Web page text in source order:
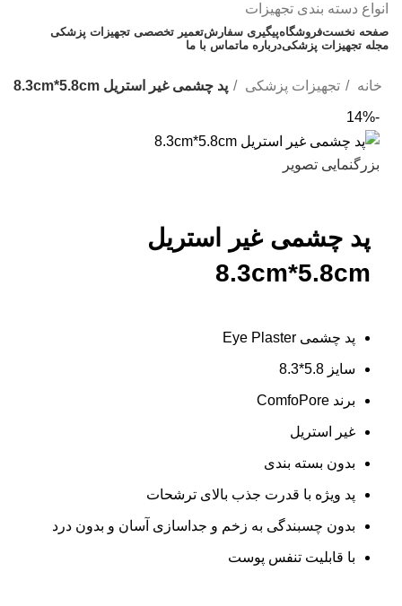
انواع دسته بندی تجهیزات
صفحه نخستفروشگاهپیگیری سفارشتعمیر تخصصی تجهیزات پزشکی
مجله تجهیزات پزشکیدرباره ماتماس با ما
خانه تجهیزات پزشکی پد چشمی غیر استریل 8.3cm*5.8cm
-14%
بزرگنمایی تصویر
پد چشمی غیر استریل
8.3cm*5.8cm
پد چشمی Eye Plaster
سایز 5.8*8.3
برند ComfoPore
غیر استریل
بدون بسته بندی
پد ویژه با قدرت جذب بالای ترشحات
بدون چسبندگی به زخم و جداسازی آسان و بدون درد
با قابلیت تنفس پوست